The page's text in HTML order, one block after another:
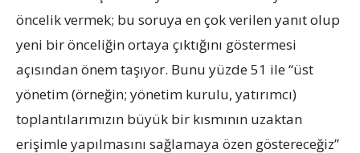
öncelik vermek; bu soruya en çok verilen yanıt olup
yeni bir önceliğin ortaya çıktığını göstermesi
açısından önem taşıyor. Bunu yüzde 51 ile “üst
yönetim (örneğin; yönetim kurulu, yatırımcı)
toplantılarımızın büyük bir kısmının uzaktan
erişimle yapılmasını sağlamaya özen göstereceğiz”